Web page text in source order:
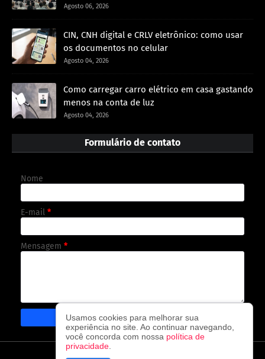
Agosto 06, 2026
CIN, CNH digital e CRLV eletrônico: como usar
os documentos no celular
Agosto 04, 2026
Como carregar carro elétrico em casa gastando
menos na conta de luz
Agosto 04, 2026
Formulário de contato
Nome
E-mail *
Mensagem *
Usamos cookies para melhorar sua
experiência no site. Ao continuar navegando,
você concorda com nossa política de
privacidade